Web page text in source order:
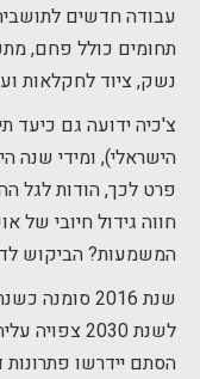
עבודה חדשים
תחומים כולל פחם,
נשק, ציוד לחקלאות
צ'כיה ידועה גם כיעד
פרט לכך, הודות לגל
חווה גידול חיובי של
המשמעות? הביקוש
שנת 2016
הסתם יידרשו פתרונות